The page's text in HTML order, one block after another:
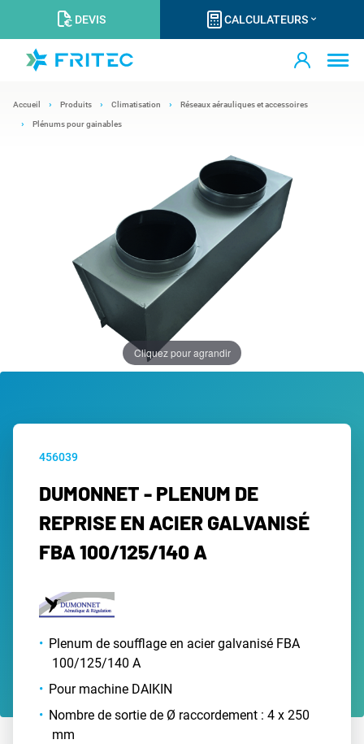
DEVIS CALCULATEURS
Accueil Produits Climatisation Réseaux aérauliques et accessoires
Plénums pour gainables
Cliquez pour agrandir
456039
DUMONNET - PLENUM DE
REPRISE EN ACIER GALVANISÉ
FBA 100/125/140 A
Plenum de soufflage en acier galvanisé FBA
100/125/140 A
Pour machine DAIKIN
Nombre de sortie de Ø raccordement : 4 x 250
mm